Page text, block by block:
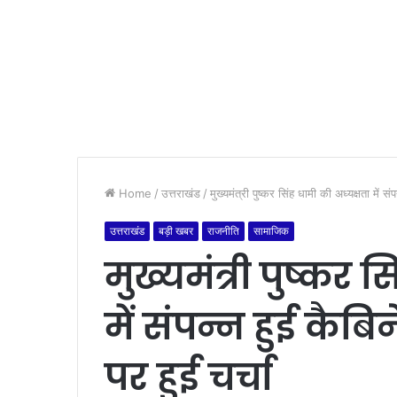
Home / उत्तराखंड / मुख्यमंत्री पुष्कर सिंह धामी की अध्यक्षता में
उत्तराखंड बड़ी खबर राजनीति सामाजिक
मुख्यमंत्री पुष्कर
में संपन्न हुई
पर हुई चर्चा